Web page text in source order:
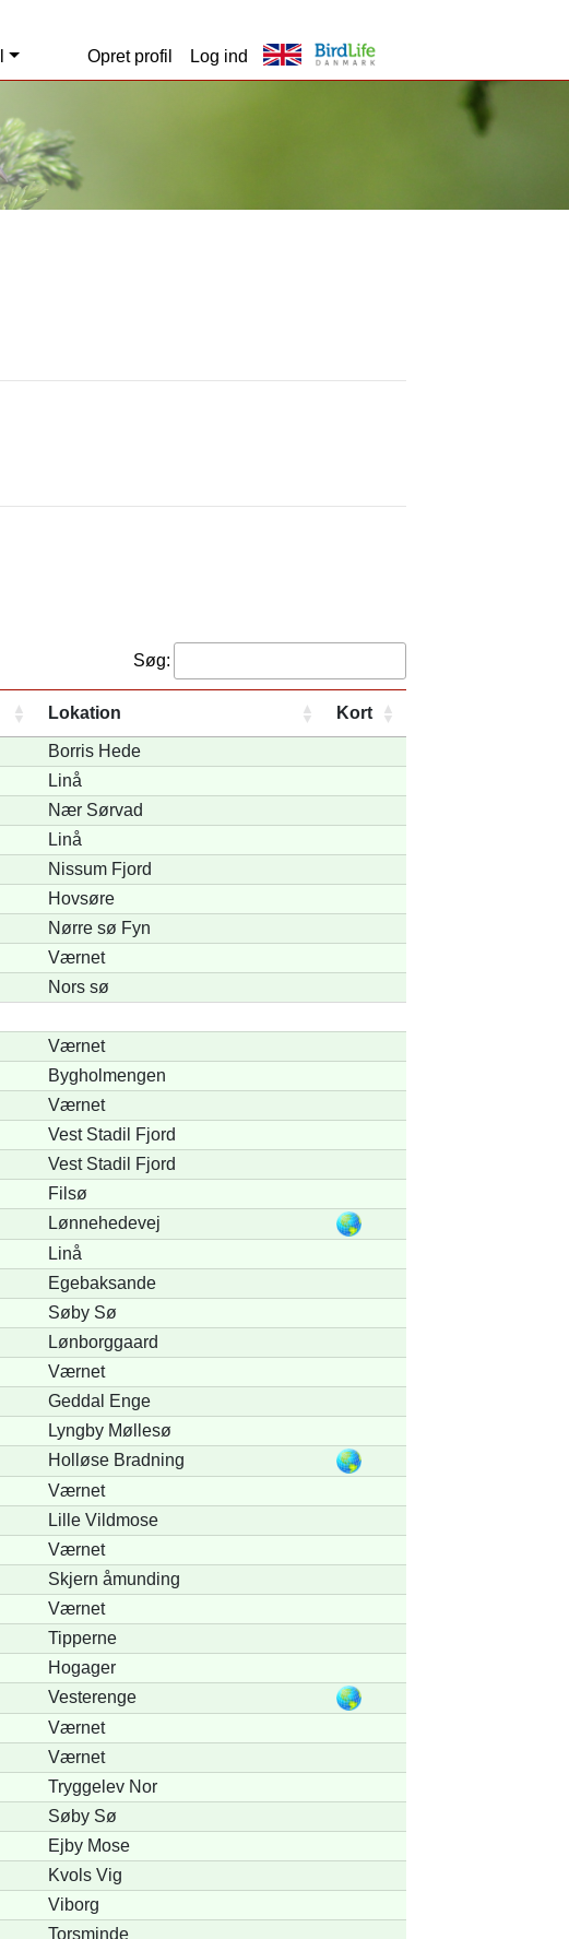
Opret profil Log ind
Søg:
Lokation Kort
Borris Hede
Linå
Nær Sørvad
Linå
Nissum Fjord
Hovsøre
Nørre sø Fyn
Værnet
Nors sø
Værnet
Bygholmengen
Værnet
Vest Stadil Fjord
Vest Stadil Fjord
Filsø
Lønnehedevej
Linå
Egebaksande
Søby Sø
Lønborggaard
Værnet
Geddal Enge
Lyngby Møllesø
Holløse Bradning
Værnet
Lille Vildmose
Værnet
Skjern åmunding
Værnet
Tipperne
Hogager
Vesterenge
Værnet
Værnet
Tryggelev Nor
Søby Sø
Ejby Mose
Kvols Vig
Viborg
Torsminde